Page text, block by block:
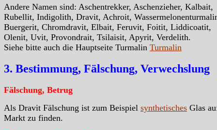
Andere Namen sind: Aschentrekker, Aschenzieher, Kalbait,
Rubellit, Indigolith, Dravit, Achroit,
Buergerit, Chromdravit, Elbait, Feruvit, Foitit, Liddicoatit,
Olenit, Uvit, Provondrait, Tsilaisit, Apyrit, Verdelith.
Siehe bitte auch die Hauptseite Turmalin Turmalin
3. Bestimmung, Fälschung, Verwechslung
Fälschung, Betrug
Als Dravit Fälschung ist zum Beispiel synthetisches Glas
Markt zu finden.